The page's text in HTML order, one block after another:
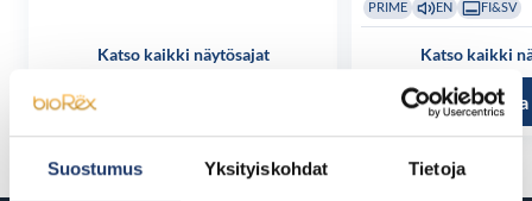
Suostumus Yksityiskohdat Tietoja
Katso kaikki näytösajat
PRIME EN FI&SV
Katso kaikki
Tutustu ja